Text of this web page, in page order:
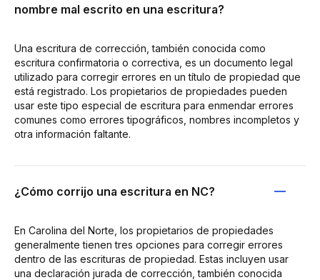
nombre mal escrito en una escritura?
Una escritura de corrección, también conocida como
escritura confirmatoria o correctiva, es un documento legal
utilizado para corregir errores en un título de propiedad que
está registrado. Los propietarios de propiedades pueden
usar este tipo especial de escritura para enmendar errores
comunes como errores tipográficos, nombres incompletos y
otra información faltante.
¿Cómo corrijo una escritura en NC?
En Carolina del Norte, los propietarios de propiedades
generalmente tienen tres opciones para corregir errores
dentro de las escrituras de propiedad. Estas incluyen usar
una declaración jurada de corrección, también conocida